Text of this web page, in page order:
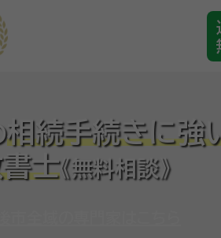
相続手続きに強
士《無料相談》